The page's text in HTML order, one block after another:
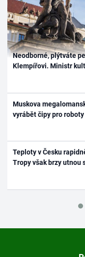
Neodborné, plýtváte
Klempířovi. Ministr
Muskova
vyrábět čipy pro
Teploty v Česku
Tropy však brzy utnou